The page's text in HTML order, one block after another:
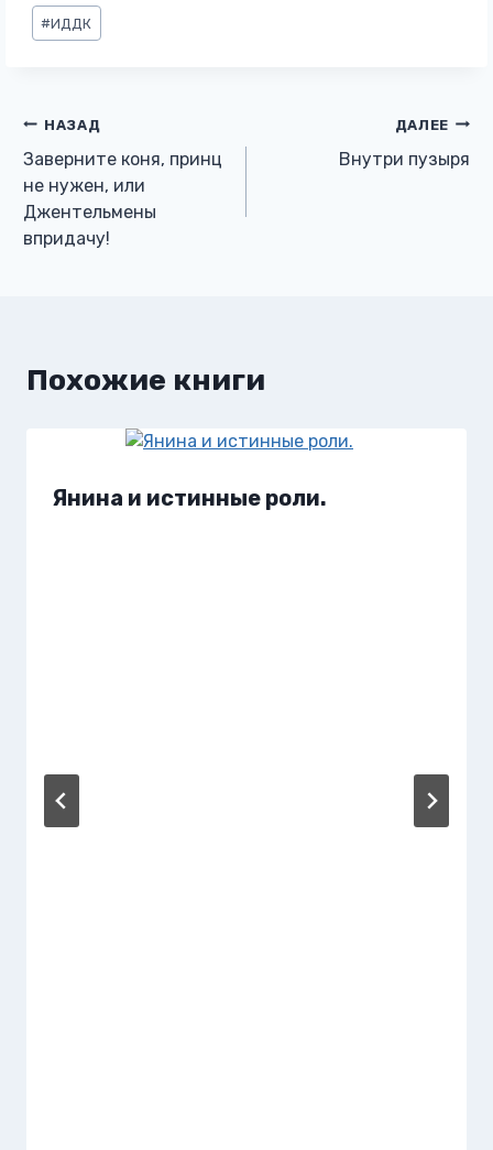
Метки
записи:
#ИДДК
Навигация
по
записям
НАЗАД
Заверните коня, принц
не нужен, или
Джентельмены
впридачу!
ДАЛЕЕ
Внутри пузыря
Похожие книги
Янина и истинные роли.